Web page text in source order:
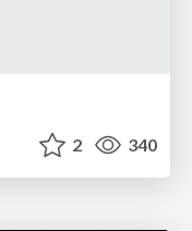
2 340